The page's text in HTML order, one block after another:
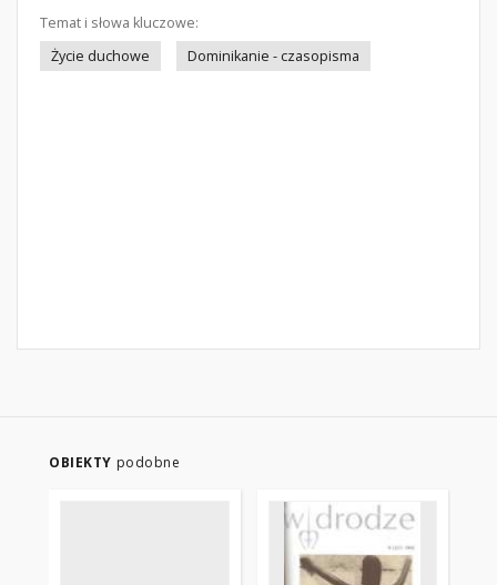
Temat i słowa kluczowe:
Życie duchowe
Dominikanie - czasopisma
OBIEKTY podobne